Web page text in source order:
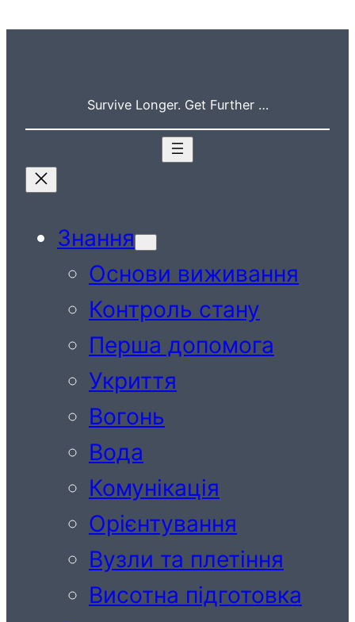
Survive Longer. Get Further …
Знання
Основи виживання
Контроль стану
Перша допомога
Укриття
Вогонь
Вода
Комунікація
Орієнтування
Вузли та плетіння
Висотна підготовка